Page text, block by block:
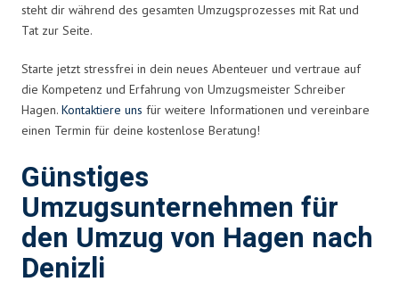
steht dir während des gesamten Umzugsprozesses mit Rat und
Tat zur Seite.
Starte jetzt stressfrei in dein neues Abenteuer und vertraue auf
die Kompetenz und Erfahrung von Umzugsmeister Schreiber
Hagen. Kontaktiere uns für weitere Informationen und vereinbare
einen Termin für deine kostenlose Beratung!
Günstiges
Umzugsunternehmen für
den Umzug von Hagen nach
Denizli